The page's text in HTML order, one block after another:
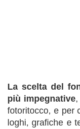
La scelta del
più impegnative
fotoritocco, e per
loghi, grafiche e